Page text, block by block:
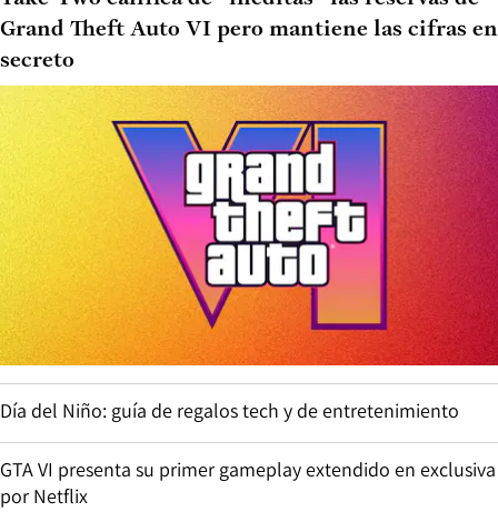
Grand Theft Auto VI pero mantiene las cifras en
secreto
Día del Niño: guía de regalos tech y de entretenimiento
GTA VI presenta su primer gameplay extendido en exclusiva
por Netflix